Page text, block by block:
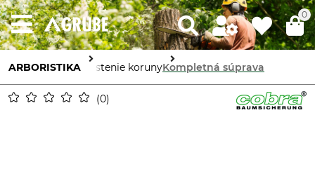
0
ARBORISTIKA Zaistenie korunyKompletná súprava
0